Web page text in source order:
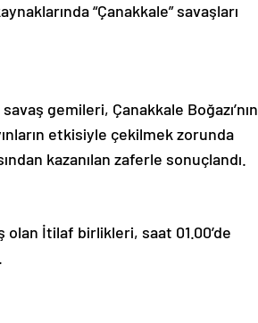
“Çanakkale” savaşları
gemileri, Çanakkale Boğazı’nın
etkisiyle çekilmek zorunda
kazanılan zaferle sonuçlandı.
olan İtilaf birlikleri, saat 01.00’de